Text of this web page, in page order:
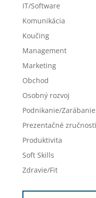
IT/Software
Komunikácia
Koučing
Management
Marketing
Obchod
Osobný rozvoj
Podnikanie/Zarábanie
Prezentačné zručnosti
Produktivita
Soft Skills
Zdravie/Fit